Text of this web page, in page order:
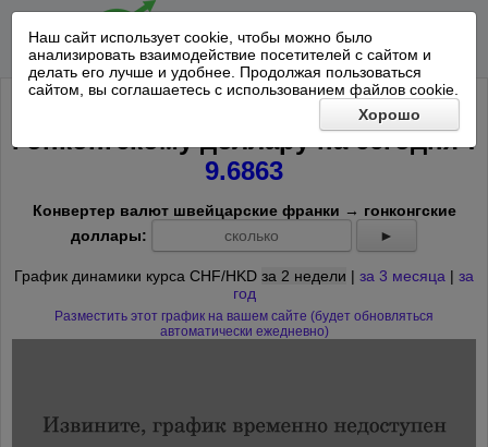
Наш сайт использует cookie, чтобы можно было
анализировать взаимодействие посетителей с сайтом и
делать его лучше и удобнее. Продолжая пользоваться
сайтом, вы соглашаетесь с использованием файлов cookie.
Хорошо
Курс Швейцарского франка к
Гонконгскому доллару насегодня* :
9.6863
Конвертер валют швейцарские франки → гонконгские
доллары:
►
График динамики курса CHF/HKD за 2 недели | за 3 месяца | за
год
Разместить этот график на вашем сайте (будет обновляться
автоматически ежедневно)